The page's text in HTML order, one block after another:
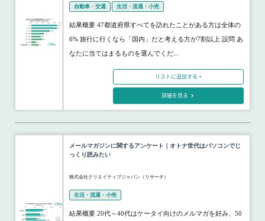
自動車・交通 生活・流通・小売
結果概要 47都道府県すべてを訪れたことがある方は全体の
6% 旅行に行くなら「国内」だと考える方が7割以上 設問 あ
なたに当てはまるものを選んでくだ...
リストに追加する +
詳細を見る
メールマガジンに関するアンケート｜オトナ世代はパソコンでじ
っくり読みたい
株式会社クリエイティブジャパン（リサーチ）
生活・流通・小売
結果概要 20代～40代はケータイ向けのメルマガを好み、50